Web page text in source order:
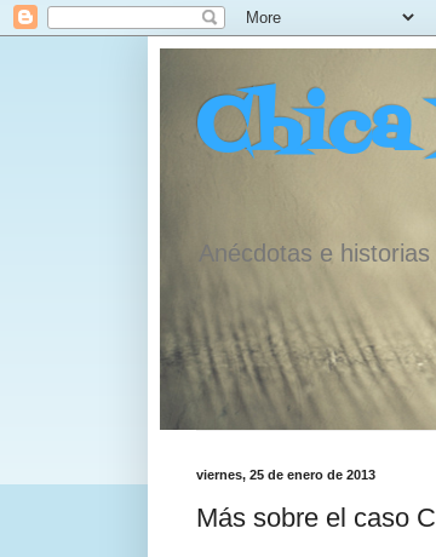
Anécdotas e
viernes, 25 de enero de 2013
Más sobre el caso